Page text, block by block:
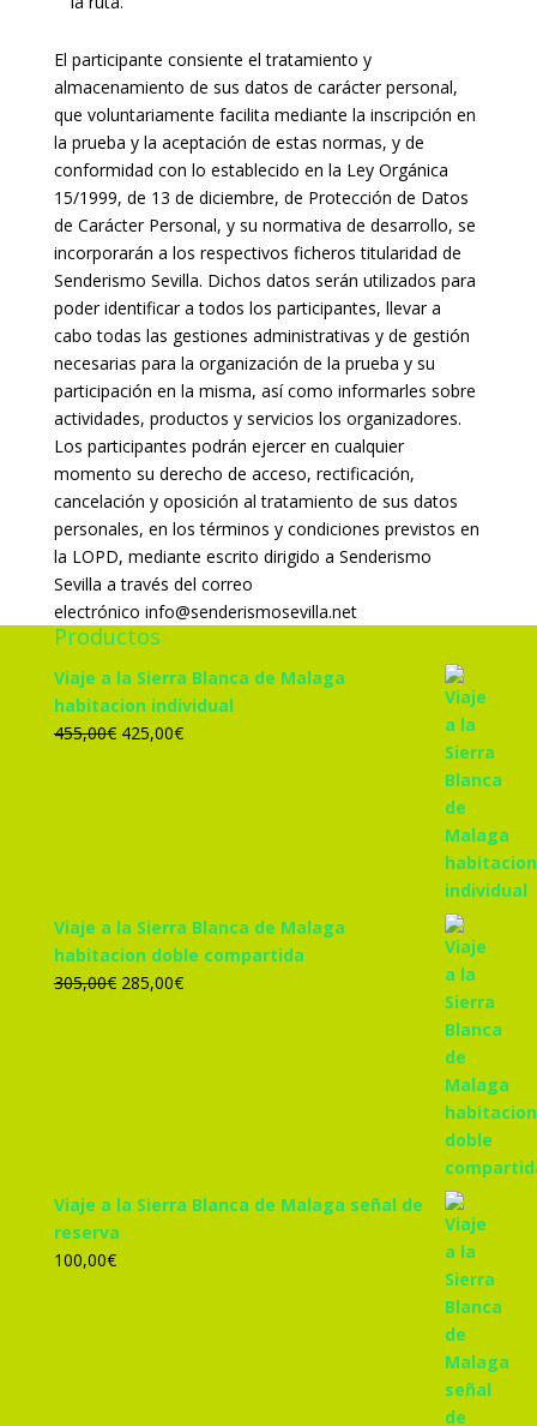
El participante consiente el tratamiento y
almacenamiento de sus datos de carácter personal,
que voluntariamente facilita mediante la inscripción en
la prueba y la aceptación de estas normas, y de
conformidad con lo establecido en la Ley Orgánica
15/1999, de 13 de diciembre, de Protección de Datos
de Carácter Personal, y su normativa de desarrollo, se
incorporarán a los respectivos ficheros titularidad de
Senderismo Sevilla. Dichos datos serán utilizados para
poder identificar a todos los participantes, llevar a
cabo todas las gestiones administrativas y de gestión
necesarias para la organización de la prueba y su
participación en la misma, así como informarles sobre
actividades, productos y servicios los organizadores.
Los participantes podrán ejercer en cualquier
momento su derecho de acceso, rectificación,
cancelación y oposición al tratamiento de sus datos
personales, en los términos y condiciones previstos en
la LOPD, mediante escrito dirigido a Senderismo
Sevilla a través del correo
electrónico info@senderismosevilla.net
Productos
Viaje a la Sierra Blanca de Malaga
habitacion individual
455,00€ El
425,00€El
Viaje a la Sierra Blanca de Malaga
habitacion doble compartida
305,00€ El
285,00€El
Viaje a la Sierra Blanca de Malaga señal de
reserva
100,00€